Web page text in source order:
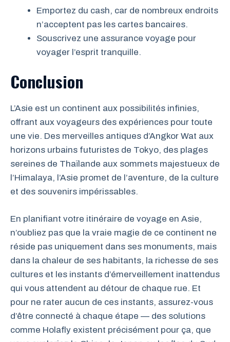
Emportez du cash, car de nombreux endroits
n’acceptent pas les cartes bancaires.
Souscrivez une assurance voyage pour
voyager l’esprit tranquille.
Conclusion
L’Asie est un continent aux possibilités infinies,
offrant aux voyageurs des expériences pour toute
une vie. Des merveilles antiques d’Angkor Wat aux
horizons urbains futuristes de Tokyo, des plages
sereines de Thaïlande aux sommets majestueux de
l’Himalaya, l’Asie promet de l’aventure, de la culture
et des souvenirs impérissables.
En planifiant votre itinéraire de voyage en Asie,
n’oubliez pas que la vraie magie de ce continent ne
réside pas uniquement dans ses monuments, mais
dans la chaleur de ses habitants, la richesse de ses
cultures et les instants d’émerveillement inattendus
qui vous attendent au détour de chaque rue. Et
pour ne rater aucun de ces instants, assurez-vous
d’être connecté à chaque étape — des solutions
comme Holafly existent précisément pour ça, que